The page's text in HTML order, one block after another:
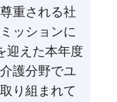
重される社
ッションに
迎えた本年度
護分野でユ
り組まれて